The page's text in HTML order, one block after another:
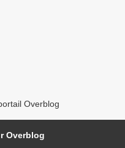
Overblog
Overblog